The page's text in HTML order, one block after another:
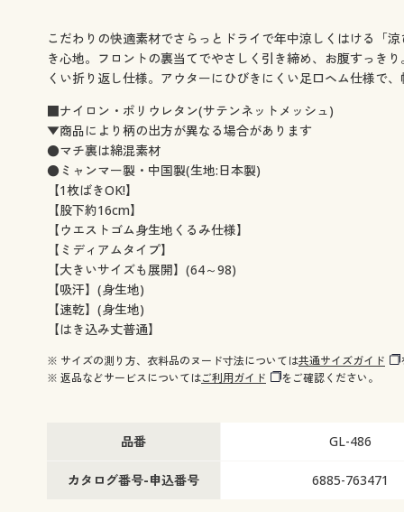
こだわりの快適素材でさらっとドライで年中涼しくはける「
き心地。フロントの裏当てでやさしく引き締め、お腹すっき
くい折り返し仕様。アウターにひびきにくい足口ヘム仕様で
■ナイロン・ポリウレタン(サテンネットメッシュ)
▼商品により柄の出方が異なる場合があります
●マチ裏は綿混素材
●ミャンマー製・中国製(生地:日本製)
【1枚ばきOK!】
【股下約16cm】
【ウエストゴム身生地くるみ仕様】
【ミディアムタイプ】
【大きいサイズも展開】(64～98)
【吸汗】(身生地)
【速乾】(身生地)
【はき込み丈普通】
※ サイズの測り方、衣料品のヌード寸法については共通サイズガイド
※ 返品などサービスについてはご利用ガイド をご確認ください。
品番 GL-486
カタログ番号-申込番号 6885-763471